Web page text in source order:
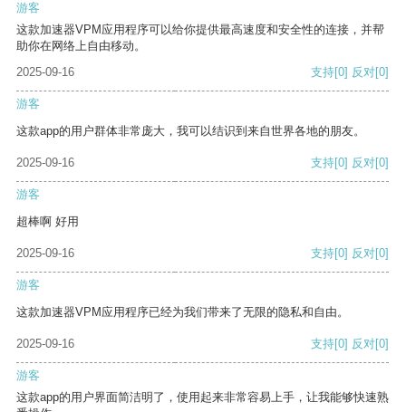
游客
这款加速器VPM应用程序可以给你提供最高速度和安全性的连接，并帮
助你在网络上自由移动。
2025-09-16
支持[0] 反对[0]
游客
这款app的用户群体非常庞大，我可以结识到来自世界各地的朋友。
2025-09-16 支持[0] 反对[0]
游客
超棒啊 好用
2025-09-16 支持[0] 反对[0]
游客
这款加速器VPM应用程序已经为我们带来了无限的隐私和自由。
2025-09-16 支持[0] 反对[0]
游客
这款app的用户界面简洁明了，使用起来非常容易上手，让我能够快速熟